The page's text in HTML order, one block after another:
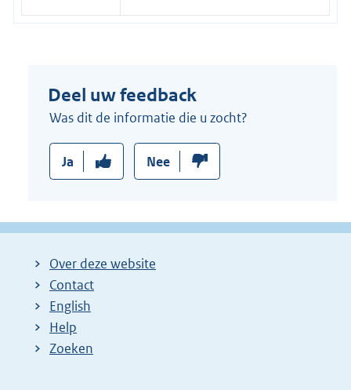
e
l
i
:
Deel uw feedback
Was dit de informatie die u zocht?
Ja Nee
Over deze website
Contact
English
Help
Zoeken